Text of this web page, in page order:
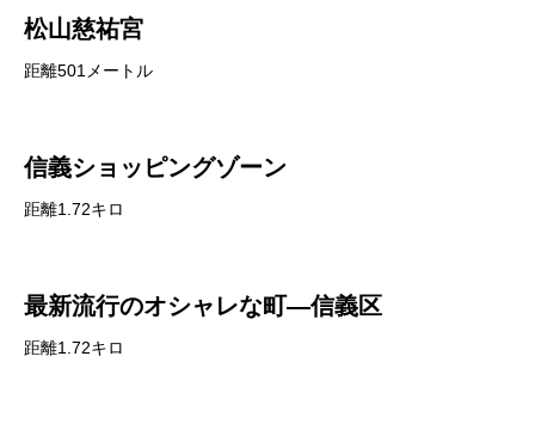
松山慈祐宮
距離501メートル
信義ショッピングゾーン
距離1.72キロ
最新流行のオシャレな町―信義区
距離1.72キロ